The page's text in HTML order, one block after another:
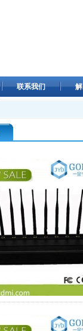
联系我们